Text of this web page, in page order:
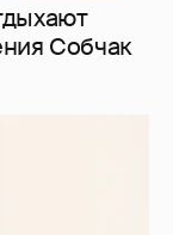
Собчак